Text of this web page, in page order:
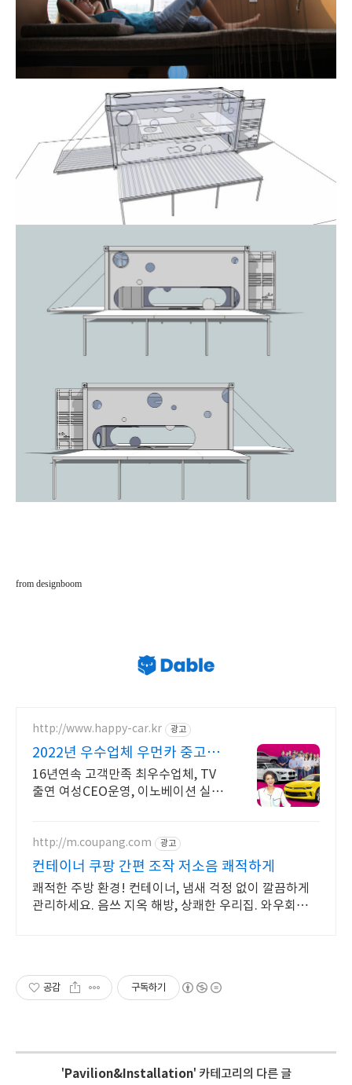
from designboom
http://www.happy-car.kr 광고
2022년 우수업체 우먼카 중고차
는 최우수모범업체에서!
16년연속 고객만족 최우수업체, TV
출연 여성CEO운영, 이노베이션 실매
지"
http://m.coupang.com 광고
컨테이너 쿠팡 간편 조작 저소음 쾌적하게
쾌적한 주방 환경! 컨테이너, 냄새 걱정 없이 깔끔하게
관리하세요. 음쓰 지옥 해방, 상쾌한 우리집. 와우회원은
공감 구독하기
' Pavilion&Installation' 카테고리의 다른 글